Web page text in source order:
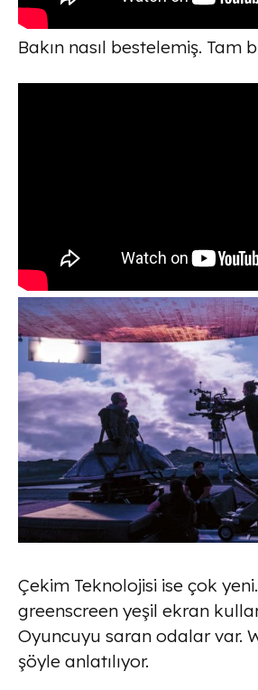
Bakın nasıl bestelemiş. Tam
Çekim Teknolojisi ise çok
greenscreen yeşil ekran
Oyuncuyu saran odalar var.
şöyle anlatılıyor.